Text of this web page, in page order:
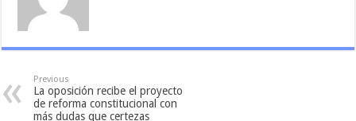
Previous
La oposición recibe el proyecto
de reforma constitucional con
más dudas que certezas